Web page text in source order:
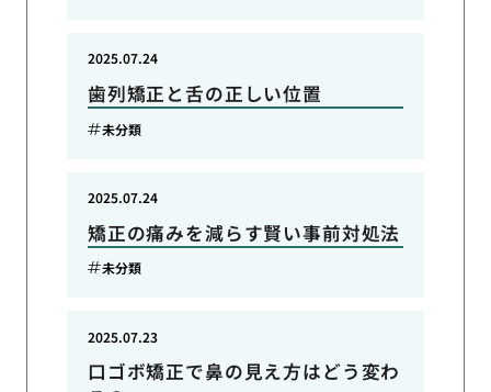
歯列矯正と舌の正しい位置
2025.07.24
未分類
矯正の痛みを減らす賢い事前対処法
2025.07.24
未分類
口ゴボ矯正で鼻の見え方はどう変わ
2025.07.23